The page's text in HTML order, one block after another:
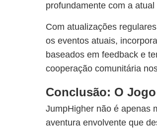
profundamente com a
Com atualizações
os eventos atuais,
baseados em feedback e
cooperação comunitária
Conclusão: O
JumpHigher não é apenas
aventura envolvente que